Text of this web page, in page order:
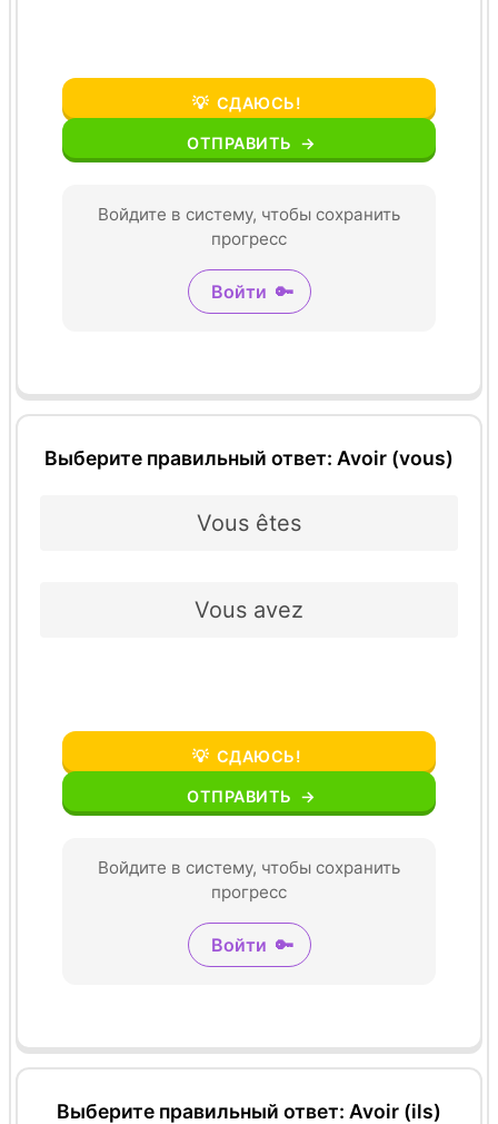
💡 СДАЮСЬ!
ОТПРАВИТЬ →
Войдите в систему, чтобы сохранить
прогресс
Войти 🔑
Выберите правильный ответ: Avoir (vous)
Vous êtes
Vous avez
💡 СДАЮСЬ!
ОТПРАВИТЬ →
Войдите в систему, чтобы сохранить
прогресс
Войти 🔑
Выберите правильный ответ: Avoir (ils)